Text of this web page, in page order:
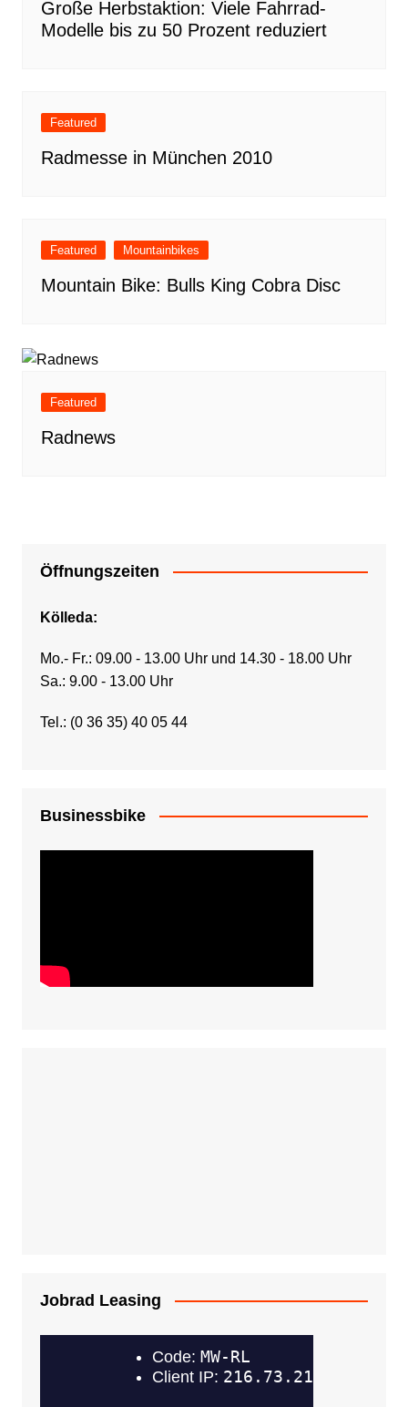
Große Herbstaktion: Viele Fahrrad-
Modelle bis zu 50 Prozent reduziert
Featured
Radmesse in München 2010
Featured Mountainbikes
Mountain Bike: Bulls King Cobra Disc
Featured
Radnews
Öffnungszeiten
Kölleda:
Mo.- Fr.: 09.00 - 13.00 Uhr und 14.30 - 18.00 Uhr
Sa.: 9.00 - 13.00 Uhr
Tel.: (0 36 35) 40 05 44
Businessbike
Jobrad Leasing